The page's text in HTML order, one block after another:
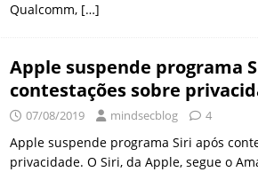
Qualcomm, […]
Apple suspende programa
contestações sobre
07/08/2019 mindsecblog 4
Apple suspende programa Siri após
privacidade. O Siri, da Apple, segue o